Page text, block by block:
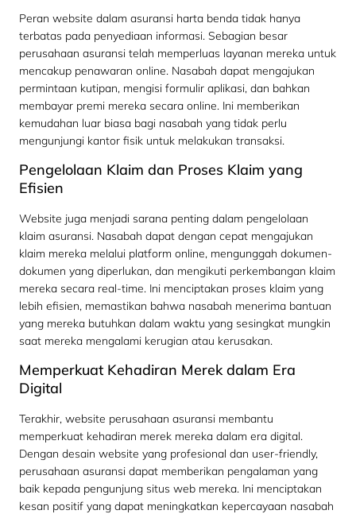
Peran website dalam asuransi harta benda tidak hanya
terbatas pada penyediaan informasi. Sebagian besar
perusahaan asuransi telah memperluas layanan mereka untuk
mencakup penawaran online. Nasabah dapat mengajukan
permintaan kutipan, mengisi formulir aplikasi, dan bahkan
membayar premi mereka secara online. Ini memberikan
kemudahan luar biasa bagi nasabah yang tidak perlu
mengunjungi kantor fisik untuk melakukan transaksi.
Pengelolaan Klaim dan Proses Klaim yang
Efisien
Website juga menjadi sarana penting dalam pengelolaan
klaim asuransi. Nasabah dapat dengan cepat mengajukan
klaim mereka melalui platform online, mengunggah dokumen-
dokumen yang diperlukan, dan mengikuti perkembangan klaim
mereka secara real-time. Ini menciptakan proses klaim yang
lebih efisien, memastikan bahwa nasabah menerima bantuan
yang mereka butuhkan dalam waktu yang sesingkat mungkin
saat mereka mengalami kerugian atau kerusakan.
Memperkuat Kehadiran Merek dalam Era
Digital
Terakhir, website perusahaan asuransi membantu
memperkuat kehadiran merek mereka dalam era digital.
Dengan desain website yang profesional dan user-friendly,
perusahaan asuransi dapat memberikan pengalaman yang
baik kepada pengunjung situs web mereka. Ini menciptakan
kesan positif yang dapat meningkatkan kepercayaan nasabah